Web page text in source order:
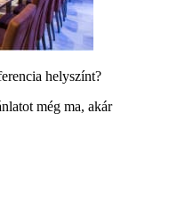
helyszínt?
még ma, akár